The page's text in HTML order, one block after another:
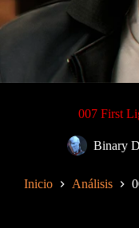
007 First
Binary
Inicio Análisis